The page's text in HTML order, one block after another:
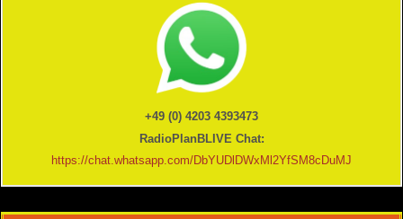
+49 (0) 4203 4393473
RadioPlanBLIVE Chat:
https://chat.whatsapp.com/DbYUDlDWxMl2YfSM8cDuMJ